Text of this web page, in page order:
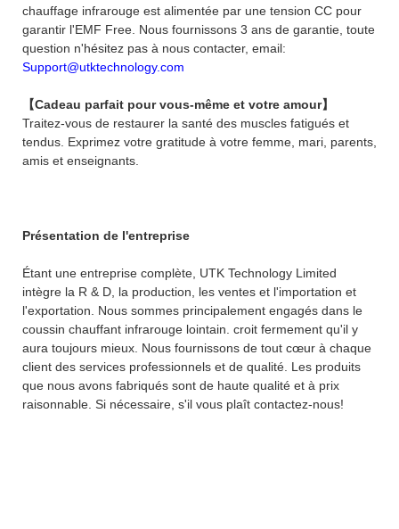
chauffage infrarouge est alimentée par une tension CC pour
garantir l'EMF Free. Nous fournissons 3 ans de garantie, toute
question n'hésitez pas à nous contacter, email:
Support@utktechnology.com
【Cadeau parfait pour vous-même et votre amour】
Traitez-vous de restaurer la santé des muscles fatigués et
tendus. Exprimez votre gratitude à votre femme, mari, parents,
amis et enseignants.
Présentation de l'entreprise
Étant une entreprise complète, UTK Technology Limited
intègre la R & D, la production, les ventes et l'importation et
l'exportation. Nous sommes principalement engagés dans le
coussin chauffant infrarouge lointain. croit fermement qu'il y
aura toujours mieux. Nous fournissons de tout cœur à chaque
client des services professionnels et de qualité. Les produits
que nous avons fabriqués sont de haute qualité et à prix
raisonnable. Si nécessaire, s'il vous plaît contactez-nous!